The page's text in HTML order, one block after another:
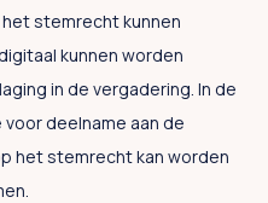
stemrecht kunnen
kunnen worden
in de vergadering. In de
deelname aan de
het stemrecht kan worden